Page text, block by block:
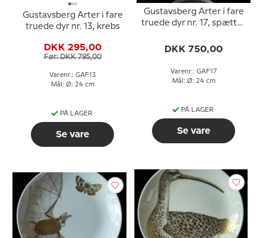
Gustavsberg Arter i fare
truede dyr nr. 13, krebs
DKK 295,00
Før: DKK 795,00
Varenr.: GAF13
Mål: Ø: 24 cm
PÅ LAGER
Se vare
Gustavsberg Arter i fare
truede dyr nr. 17, spættet
DKK 750,00
Varenr.: GAF17
Mål: Ø: 24 cm
PÅ LAGER
Se vare